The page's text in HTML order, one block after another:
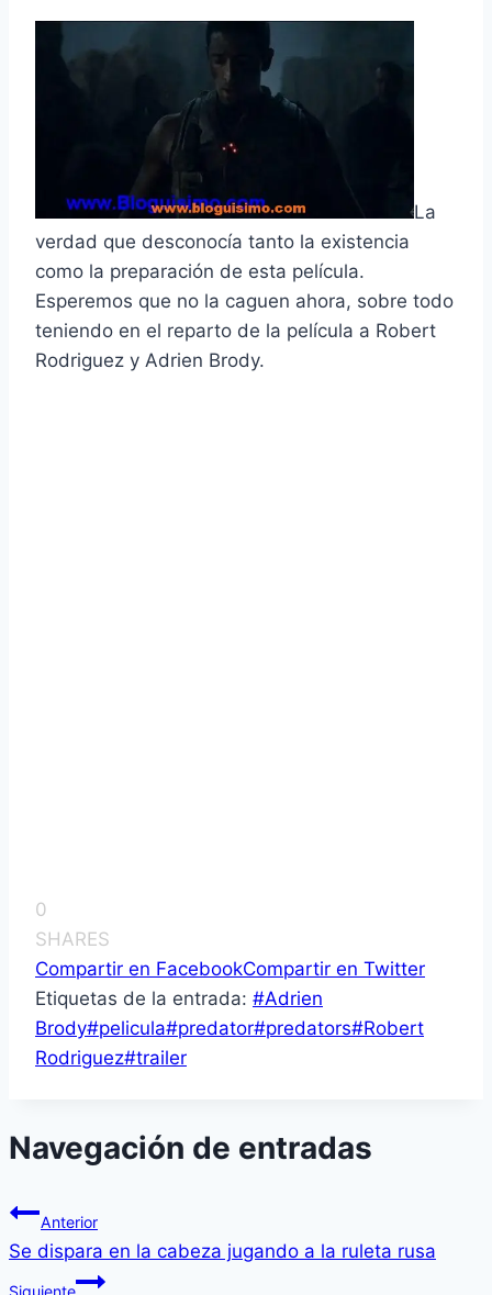
La
verdad que desconocí­a tanto la existencia
como la preparación de esta pelí­cula.
Esperemos que no la caguen ahora, sobre todo
teniendo en el reparto de la pelí­cula a Robert
Rodriguez y Adrien Brody.
0
SHARES
Compartir en FacebookCompartir en Twitter
Etiquetas de la entrada: #Adrien
Brody#pelicula#predator#predators#Robert
Rodriguez#trailer
Navegación de entradas
Anterior
Se dispara en la cabeza jugando a la ruleta rusa
Siguiente